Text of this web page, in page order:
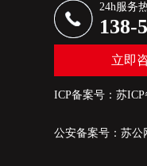
24h服务
138-
立即
ICP备案号： 苏ICP
公安备案号： 苏公